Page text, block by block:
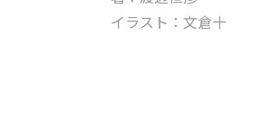
イラスト：文倉十